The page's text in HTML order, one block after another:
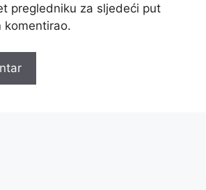
pregledniku za sljedeći put
komentirao.